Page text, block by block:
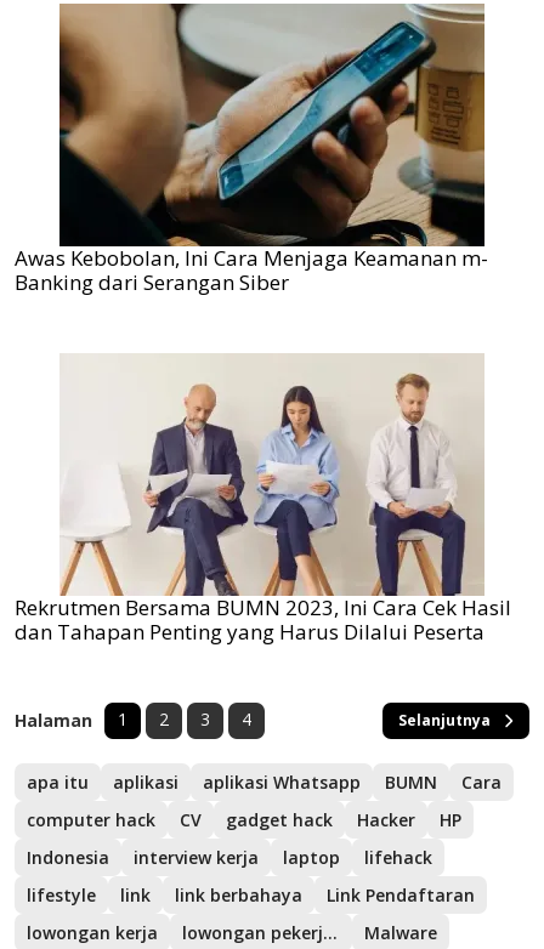
Awas Kebobolan, Ini Cara Menjaga Keamanan m-
Banking dari Serangan Siber
Rekrutmen Bersama BUMN 2023, Ini Cara Cek Hasil
dan Tahapan Penting yang Harus Dilalui Peserta
Halaman 1 2 3 4 Selanjutnya
apa itu aplikasi aplikasi Whatsapp BUMN
Cara
computer hack
CV gadget hack Hacker
HP
Indonesia
interview kerja laptop
lifehack
lifestyle
link link berbahaya
Link Pendaftaran
lowongan kerja
lowongan pekerjaan
Malware